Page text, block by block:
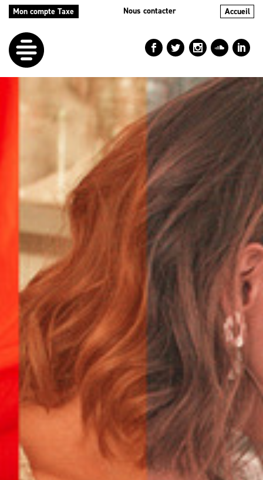
Mon compte Taxe Nous contacter Accueil
LEDÉFI
NOS
AIDES
NOSACTIONS
LEBLOG
RÉPERTOIRES